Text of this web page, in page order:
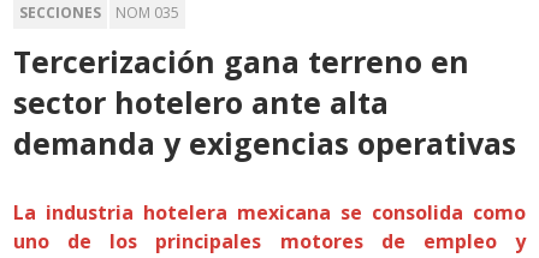
SECCIONES NOM 035
Tercerización gana terreno en
sector hotelero ante alta
demanda y exigencias operativas
La industria hotelera mexicana se consolida como
uno de los principales motores de empleo y